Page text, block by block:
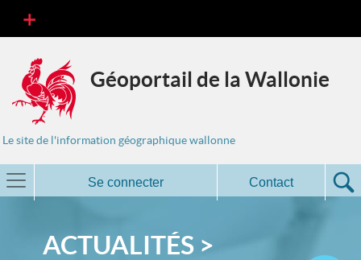
Géoportail de la Wallonie
Le site de l'information géographique wallonne
Se connecter Contact
ACTUALITÉS >